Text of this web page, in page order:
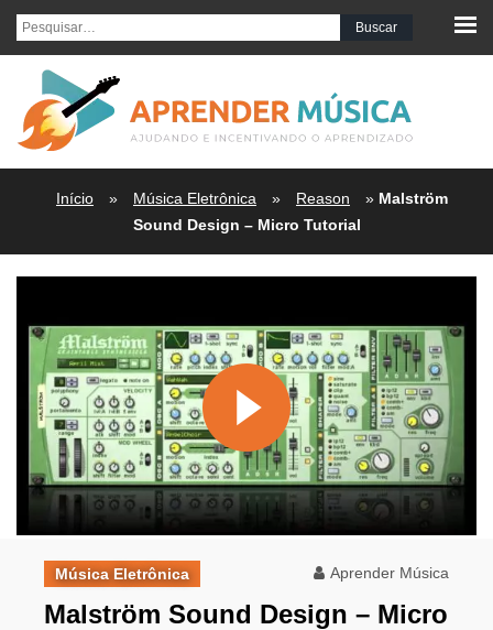
Pesquisar por:
Início » Música Eletrônica » Reason » Malström
Sound Design – Micro Tutorial
Música Eletrônica Aprender Música
Malström Sound Design – Micro